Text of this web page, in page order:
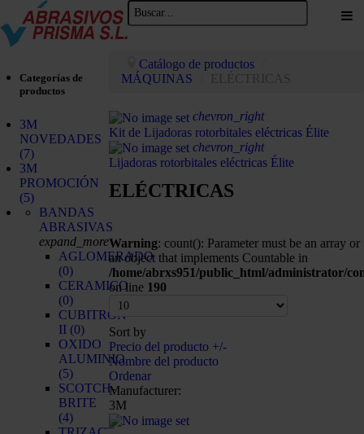
Categorías de
productos
3M
NOVEDADES
(7)
3M
PROMOCIÓN
(5)
BANDAS
ABRASIVAS
expand_more
AGLOMERADO
(0)
CERAMICO
(0)
CUBITRON
II (0)
OXIDO
ALUMINIO
(5)
SCOTCH-
BRITE
(4)
Catálogo de productos
MÁQUINAS
ELÉCTRICAS
chevron_right
Kit de Lijadoras rotorbitales eléctricas Élite
chevron_right
Lijadoras rotorbitales eléctricas Élite
ELÉCTRICAS
Warning: count(): Parameter must be an array or
an object that implements Countable in
/home/abrxs951/public_html/administrator/
on line 190
Sort by
Precio del producto +/-
Nombre del producto
Ordenar
Manufacturer:
3M